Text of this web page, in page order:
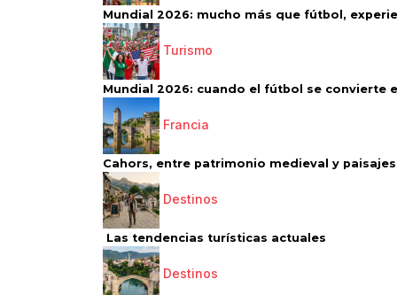
Mundial 2026: mucho más que fútbol,
Turismo
Mundial 2026: cuando el fútbol se convierte
Francia
Cahors, entre patrimonio medieval y paisajes
Destinos
Las tendencias turísticas actuales
Destinos